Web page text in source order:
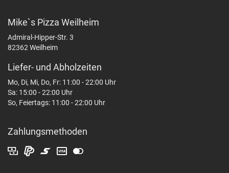
Mike`s Pizza Weilheim
Admiral-Hipper-Str. 3
82362 Weilheim
Liefer- und Abholzeiten
Mo, Di, Mi, Do, Fr: 11:00 - 22:00 Uhr
Sa: 15:00 - 22:00 Uhr
So, Feiertags: 11:00 - 22:00 Uhr
Zahlungsmethoden